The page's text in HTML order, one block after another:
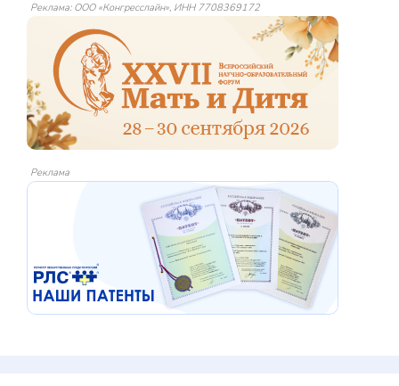
Реклама: ООО «Конгресслайн», ИНН 7708369172
Реклама